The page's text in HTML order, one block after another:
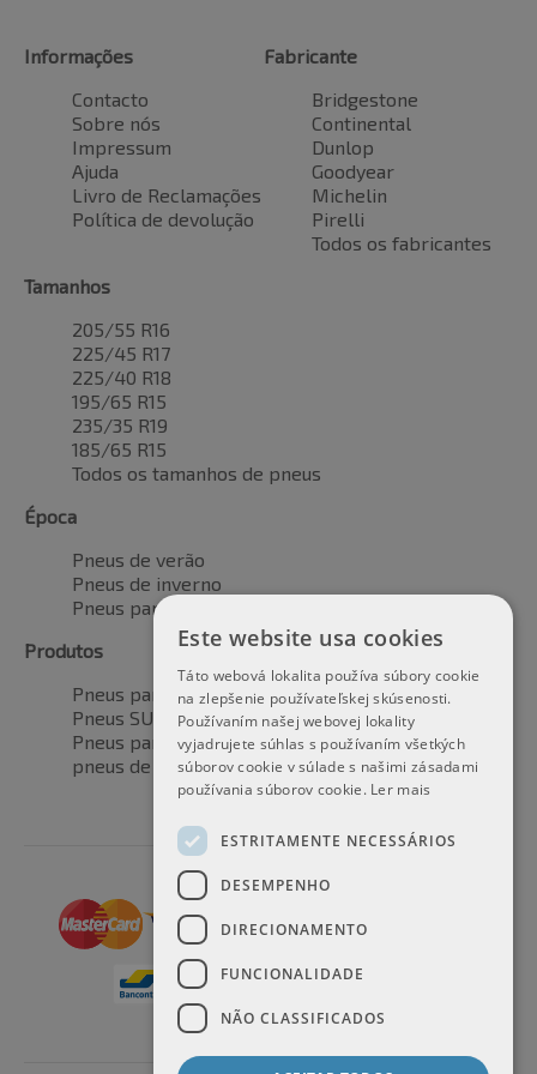
Informações
Contacto
Sobre nós
Impressum
Ajuda
Livro de Reclamações
Política de devolução
Fabricante
Bridgestone
Continental
Dunlop
Goodyear
Michelin
Pirelli
Todos os fabricantes
Tamanhos
205/55 R16
225/45 R17
225/40 R18
195/65 R15
235/35 R19
185/65 R15
Todos os tamanhos de pneus
Época
Pneus de verão
Pneus de inverno
Pneus para todas as estações
Produtos
Pneus para automóveis
Pneus SUV / 4x4
Pneus para veículos de transporte
pneus de motocicleta
Este website usa cookies
Táto webová lokalita používa súbory cookie
na zlepšenie používateľskej skúsenosti.
Používaním našej webovej lokality
vyjadrujete súhlas s používaním všetkých
súborov cookie v súlade s našimi zásadami
používania súborov cookie. Ler mais
ESTRITAMENTE NECESSÁRIOS
DESEMPENHO
DIRECIONAMENTO
FUNCIONALIDADE
NÃO CLASSIFICADOS